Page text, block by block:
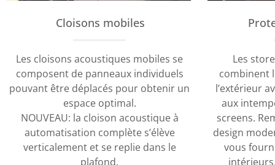
Cloisons mobiles
Les cloisons acoustiques mobiles se
composent de panneaux individuels
pouvant être déplacés pour obtenir un
espace optimal.
NOUVEAU: la cloison acoustique à
automatisation complète s’élève
verticalement et se replie dans le
plafond.
Les
combinent
l’extérieur
aux
screens.
design
vous